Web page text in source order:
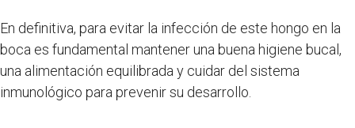
En definitiva, para evitar la infección de este hongo en la
boca es fundamental mantener una buena higiene bucal,
una alimentación equilibrada y cuidar del sistema
inmunológico para prevenir su desarrollo.